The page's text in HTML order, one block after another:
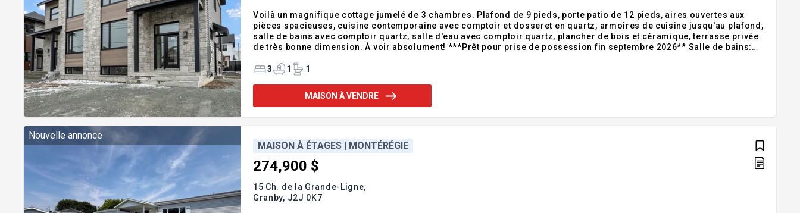
Voilà un magnifique cottage jumelé de 3 chambres. Plafond de 9 pieds, porte patio de 12 pieds, aires ouvertes aux
pièces spacieuses, cuisine contemporaine avec comptoir et dosseret en quartz, armoires de cuisine jusqu'au plafond,
salle de bains avec comptoir quartz, salle d'eau avec comptoir quartz, plancher de bois et céramique, terrasse privée
de très bonne dimension. À voir absolument! ***Prêt pour prise de possession fin septembre 2026** Salle de bains:
photos sont à tit
3 1 1
MAISON À VENDRE
Nouvelle annonce
MAISON À ÉTAGES | MONTÉRÉGIE
274,900 $
15 Ch. de la Grande-Ligne,
Granby, J2J 0K7